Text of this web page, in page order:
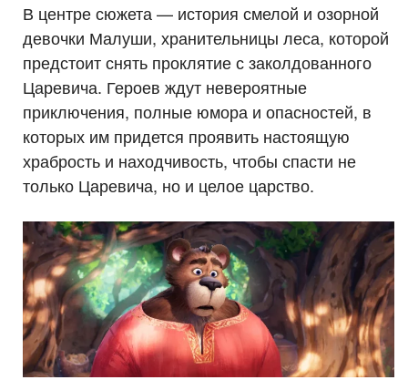
В центре сюжета — история смелой и озорной
девочки Малуши, хранительницы леса, которой
предстоит снять проклятие с заколдованного
Царевича. Героев ждут невероятные
приключения, полные юмора и опасностей, в
которых им придется проявить настоящую
храбрость и находчивость, чтобы спасти не
только Царевича, но и целое царство.